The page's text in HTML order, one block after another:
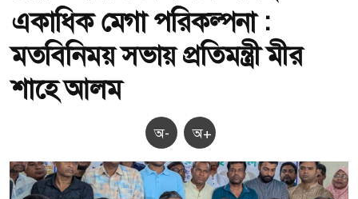
একাধিক মেগা পরিকল্পনা :
মতবিনিময় সভায় প্রতিমন্ত্রী মীর
শাহে আলম
অ- অ+